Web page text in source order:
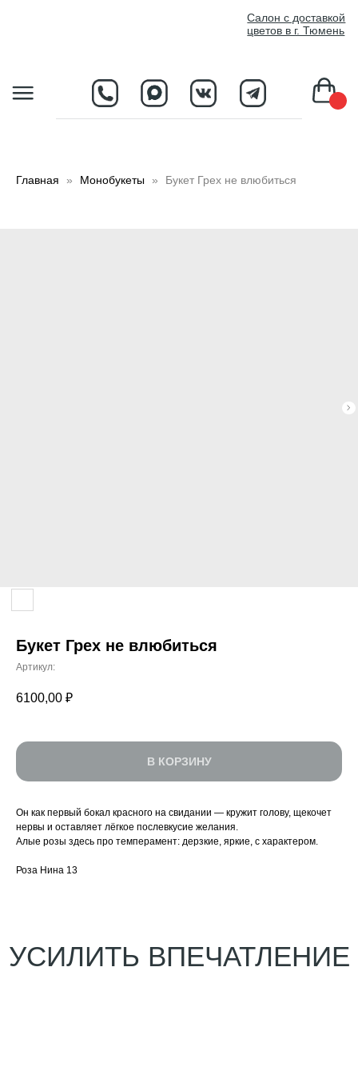
Главная Монобукеты Букет Грех не влюбиться
Букет Грех не влюбиться
Артикул:
6100,00 ₽
В КОРЗИНУ
Он как первый бокал красного на свидании — кружит голову, щекочет
нервы и оставляет лёгкое послевкусие желания.
Алые розы здесь про темперамент: дерзкие, яркие, с характером.
Роза Нина 13